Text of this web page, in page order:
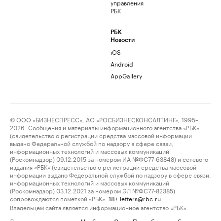
управления
РБК
РБК
Новости
iOS
Android
AppGallery
© ООО «БИЗНЕСПРЕСС», АО «РОСБИЗНЕСКОНСАЛТИНГ», 1995–
2026. Сообщения и материалы информационного агентства «РБК»
(свидетельство о регистрации средства массовой информации
выдано Федеральной службой по надзору в сфере связи,
информационных технологий и массовых коммуникаций
(Роскомнадзор) 09.12.2015 за номером ИА №ФС77-63848) и сетевого
издания «РБК» (свидетельство о регистрации средства массовой
информации выдано Федеральной службой по надзору в сфере связи,
информационных технологий и массовых коммуникаций
(Роскомнадзор) 03.12.2021 за номером ЭЛ №ФС77-82385)
сопровождаются пометкой «РБК».
18+ letters@rbc.ru
Владельцем сайта является информационное агентство «РБК».